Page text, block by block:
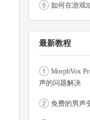
如何在游戏
最新教程
MorphVox
声的问题解决
免费的男声